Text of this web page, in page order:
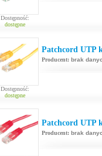
Dostępność:
dostępne
Dostępność:
dostępne
Patchcord UTP
Producent: brak
Patchcord UTP
Producent: brak